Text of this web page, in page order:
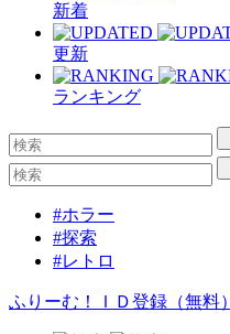
新着
更新
ランキング
#ホラー
#探索
#レトロ
ふりーむ！ＩＤ登録（無料）